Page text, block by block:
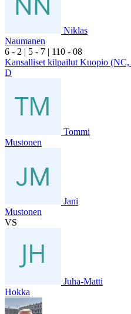
Niklas
Naumanen
6 - 2 | 5 - 7 | 110 - 08
Kansalliset kilpailut Kuopio
D
Tommi
Mustonen
Jani
Mustonen
VS
Juha-Matti
Hokka